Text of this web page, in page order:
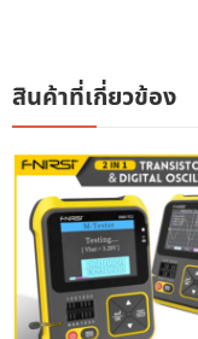
สินค้าที่เกี่ยวข้อง